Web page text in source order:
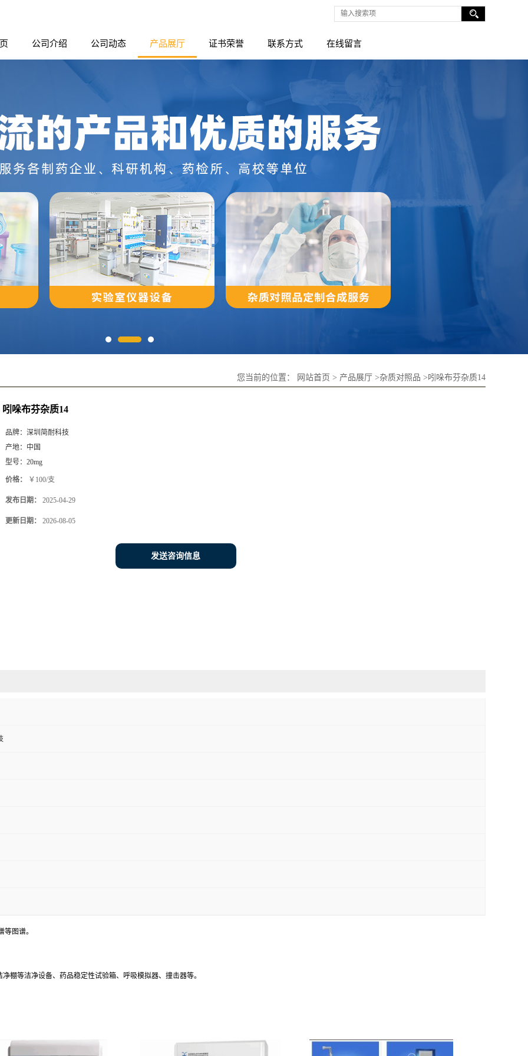
公司介绍 公司动态 产品展厅 证书荣誉 联系方式 在线留言
您当前的位置： 网站首页 > 产品展厅 >杂质对照品 >吲哚布芬杂质14
吲哚布芬杂质14
品牌： 深圳简耐科技
产地： 中国
型号： 20mg
价格： ￥100/支
发布日期： 2025-04-29
更新日期： 2026-08-05
发送咨询信息
图谱。
棚等洁净设备、药品稳定性试验箱、呼吸模拟器、撞击器等。